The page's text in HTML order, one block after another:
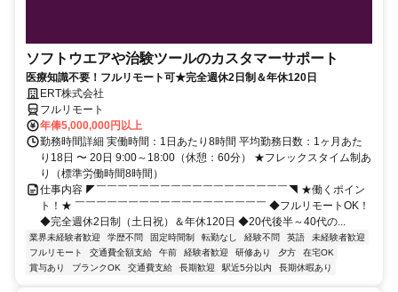
ソフトウエアや治験ツールのカスタマーサポート
医療知識不要！フルリモート可★完全週休2日制＆年休120日
ERT株式会社
フルリモート
年俸5,000,000円以上
勤務時間詳細 実働時間：1日あたり8時間 平均勤務日数：1ヶ月あた
り18日 〜 20日 9:00～18:00（休憩：60分） ★フレックスタイム制あ
り（標準労働時間8時間）
仕事内容 ◤￣￣￣￣￣￣￣￣￣￣￣￣￣￣￣￣￣￣◥ ★働くポイン
ト！★ ￣￣￣￣￣￣￣￣￣￣￣￣￣￣￣￣￣￣ ◆フルリモートOK！
◆完全週休2日制（土日祝）＆年休120日 ◆20代後半～40代の...
業界未経験者歓迎 学歴不問 固定時間制 転勤なし 経験不問 英語
未経験者歓迎
フルリモート
交通費全額支給 午前 経験者歓迎 研修あり 夕方
在宅OK
賞与あり
ブランクOK 交通費支給 長期歓迎 駅近5分以内 長期休暇あり